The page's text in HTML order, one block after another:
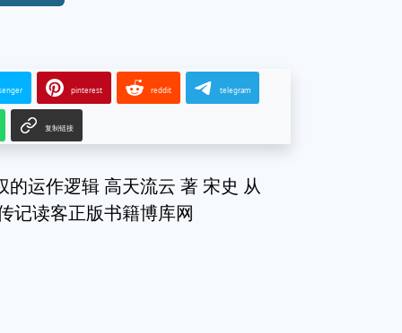
pinterest reddit telegram
复制链接
运作逻辑 高天流云 著 宋史 从
记读客正版书籍博库网